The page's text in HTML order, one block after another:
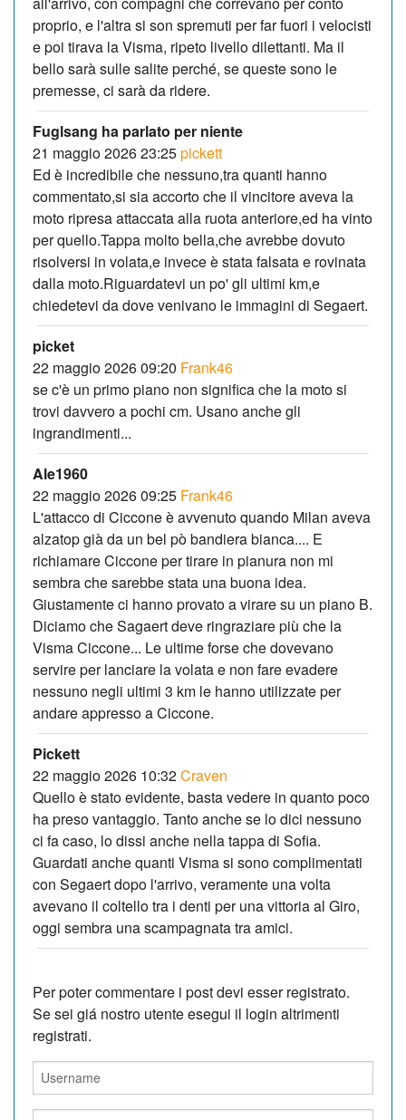
proprio, e l'altra si son spremuti per far fuori i velocisti
e poi tirava la Visma, ripeto livello dilettanti. Ma il
bello sarà sulle salite perché, se queste sono le
premesse, ci sarà da ridere.
Fuglsang ha parlato per niente
21 maggio 2026 23:25pickett
Ed è incredibile che nessuno,tra quanti hanno
commentato,si sia accorto che il vincitore aveva la
moto ripresa attaccata alla ruota anteriore,ed ha vinto
per quello.Tappa molto bella,che avrebbe dovuto
risolversi in volata,e invece è stata falsata e rovinata
dalla moto.Riguardatevi un po' gli ultimi km,e
chiedetevi da dove venivano le immagini di Segaert.
picket
22 maggio 2026 09:20 Frank46
se c'è un primo piano non significa che la moto si
trovi davvero a pochi cm. Usano anche gli
ingrandimenti...
Ale1960
22 maggio 2026 09:25 Frank46
L'attacco di Ciccone è avvenuto quando Milan aveva
alzatop già da un bel pò bandiera bianca.... E
richiamare Ciccone per tirare in pianura non mi
sembra che sarebbe stata una buona idea.
Giustamente ci hanno provato a virare su un piano B.
Diciamo che Sagaert deve ringraziare più che la
Visma Ciccone... Le ultime forse che dovevano
servire per lanciare la volata e non fare evadere
nessuno negli ultimi 3 km le hanno utilizzate per
andare appresso a Ciccone.
Pickett
22 maggio 2026 10:32Craven
Quello è stato evidente, basta vedere in quanto poco
ha preso vantaggio. Tanto anche se lo dici nessuno
ci fa caso, lo dissi anche nella tappa di Sofia.
Guardati anche quanti Visma si sono complimentati
con Segaert dopo l'arrivo, veramente una volta
avevano il coltello tra i denti per una vittoria al Giro,
oggi sembra una scampagnata tra amici.
Per poter commentare i post devi esser registrato.
Se sei giá nostro utente esegui il login altrimenti
registrati.